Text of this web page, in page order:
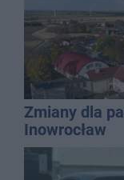
Zmiany dla
Inowrocław